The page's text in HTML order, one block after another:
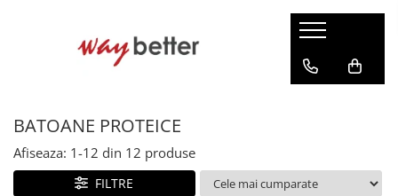
PRODUSE
PROTEINE
MASĂ MUSCULARĂ
AMINOACIZI
BATOANE PROTEICE
Afiseaza: 1-12 din 12 produse
FILTRE